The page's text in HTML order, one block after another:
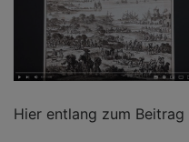
Hier entlang zum Beitrag